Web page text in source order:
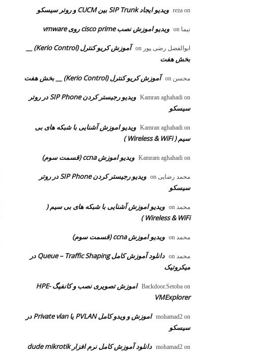
reza on ویدیو ایجاد SIP Trunk بین CUCM و روتر سیسکو
نیما ویدیو اموزش نصب cisco prime روی vmware
ابوالفضل رضی ‍‍پور
آموزش کریو کنترل (Kerio Control) __
بخش هفت
محسن آموزش کریو کنترل (Kerio Control) __ بخش هفت
Kamran aghahadi on
ویدیو رجیستر کردن SIP Phone در روتر
سیسکو
Kamran aghahadi on
ویدیو اموزش آشنایی با شبکه های بی
سیم ( Wireless & WiFi )
Kamram aghahadi on ویدیو اموزش ccna (قسمت سوم)
محمد رضایی
ویدیو رجیستر کردن SIP Phone در روتر
سیسکو
محمد
ویدیو اموزش آشنایی با شبکه های بی سیم (
Wireless & WiFi )
محمد ویدیو اموزش ccna (قسمت سوم)
محمد
دانلود آموزش کامل Queue – Traffic Shaping در
میکروتیک
Backdoor.Setoba on
اموزش تصویری نصب و کانفیگ HPE-
VMExplorer
mohamad2 on
اموزش و ویدو کامل PVLAN یا Private vlan در
سیسکو
mohamad2 on دانلود آموزش کامل نرم افزار dude mikrotik